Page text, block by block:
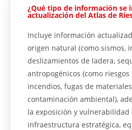
¿Qué tipo de información se
actualización del Atlas de
Incluye información
origen natural (como sismos,
deslizamientos de ladera,
antropogénicos (como
incendios, fugas de
contaminación ambiental),
la exposición y vulnerabilidad
infraestructura estratégica,